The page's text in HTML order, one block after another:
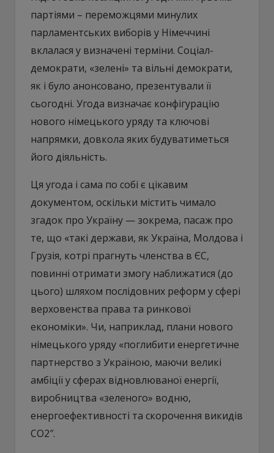
партіями – переможцями минулих
парламентських виборів у Німеччині
вклалася у визначені терміни. Соціал-
демократи, «зелені» та вільні демократи,
як і було анонсовано, презентували її
сьогодні. Угода визначає конфігурацію
нового німецького уряду та ключові
напрямки, довкола яких будуватиметься
його діяльність.
Ця угода і сама по собі є цікавим
документом, оскільки містить чимало
згадок про Україну — зокрема, пасаж про
те, що «такі держави, як Україна, Молдова і
Грузія, котрі прагнуть членства в ЄС,
повинні отримати змогу наближатися (до
цього) шляхом послідовних реформ у сфері
верховенства права та ринкової
економіки». Чи, наприклад, плани нового
німецького уряду «поглибити енергетичне
партнерство з Україною, маючи великі
амбіції у сферах відновлюваної енергії,
виробництва «зеленого» водню,
енергоефективності та скорочення викидів
CO2″.